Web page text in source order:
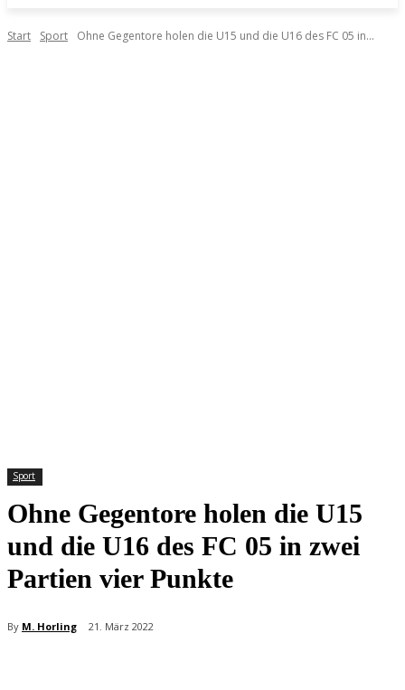
Start Sport Ohne Gegentore holen die U15 und die U16 des FC 05 in...
Sport
Ohne Gegentore holen die U15
und die U16 des FC 05 in zwei
Partien vier Punkte
By M. Horling 21. März 2022